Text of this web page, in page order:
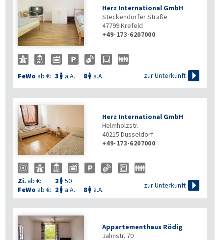
Herz International GmbH
Steckendorfer Straße
47799Krefeld
+49-173-6207000
FeWo ab €: 3  a.A. 8 a.A. zur Unterkunft 
Herz International GmbH
Helmholzstr.
40215 Düsseldorf
+49-173-6207000
Zi.ab €: 2  50
FeWo ab €: 2  a.A. 8 a.A.
zur Unterkunft 
Appartementhaus Rödig
Jahnstr. 70